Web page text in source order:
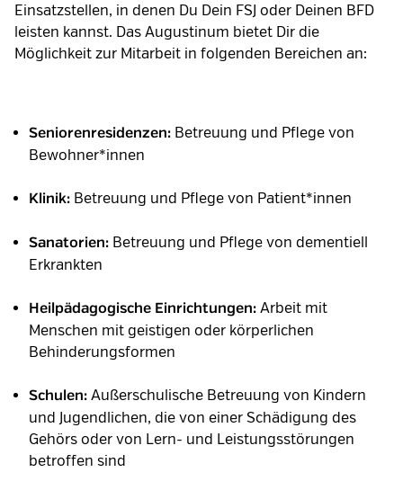
Einsatzstellen, in denen Du Dein FSJ oder Deinen BFD
leisten kannst. Das Augustinum bietet Dir die
Möglichkeit zur Mitarbeit in folgenden Bereichen an:
Seniorenresidenzen: Betreuung und Pflege von
Bewohner*innen
Klinik: Betreuung und Pflege von Patient*innen
Sanatorien: Betreuung und Pflege von dementiell
Erkrankten
Heilpädagogische Einrichtungen: Arbeit mit
Menschen mit geistigen oder körperlichen
Behinderungsformen
Schulen: Außerschulische Betreuung von Kindern
und Jugendlichen, die von einer Schädigung des
Gehörs oder von Lern- und Leistungsstörungen
betroffen sind